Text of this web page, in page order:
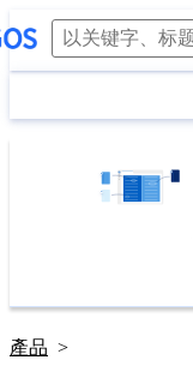
產品 >